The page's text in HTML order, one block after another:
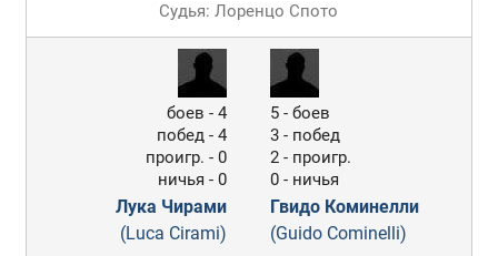
Судья: Лоренцо Спото
боев - 4
побед - 4
проигр. - 0
ничья - 0
Лука Чирами
(Luca Cirami)
5 - боев
3 - побед
2 - проигр.
0 - ничья
Гвидо Коминелли
(Guido Cominelli)